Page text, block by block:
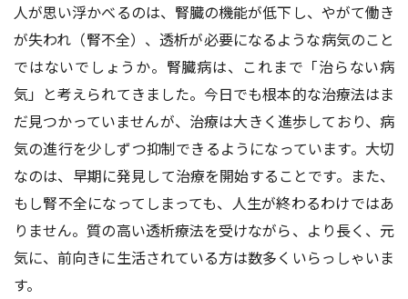
人が思い浮かべるのは、腎臓の機能が低下し、やがて働き
が失われ（腎不全）、透析が必要になるような病気のこと
ではないでしょうか。腎臓病は、これまで「治らない病
気」と考えられてきました。今日でも根本的な治療法はま
だ見つかっていませんが、治療は大きく進歩しており、病
気の進行を少しずつ抑制できるようになっています。大切
なのは、早期に発見して治療を開始することです。また、
もし腎不全になってしまっても、人生が終わるわけではあ
りません。質の高い透析療法を受けながら、より長く、元
気に、前向きに生活されている方は数多くいらっしゃいま
す。